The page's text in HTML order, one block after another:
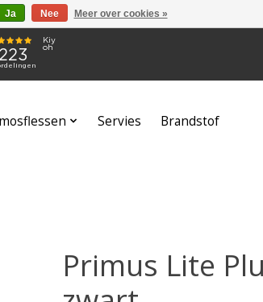
Servies Brandstof
Primus Lite
Ja Nee Meer over cookies »